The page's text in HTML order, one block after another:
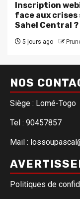
Inscription
face aux crises
Sahel Central ?
5 jours ago
NOS
Siège : Lomé-Togo
Tel : 90457857
Mail :
Politiques de